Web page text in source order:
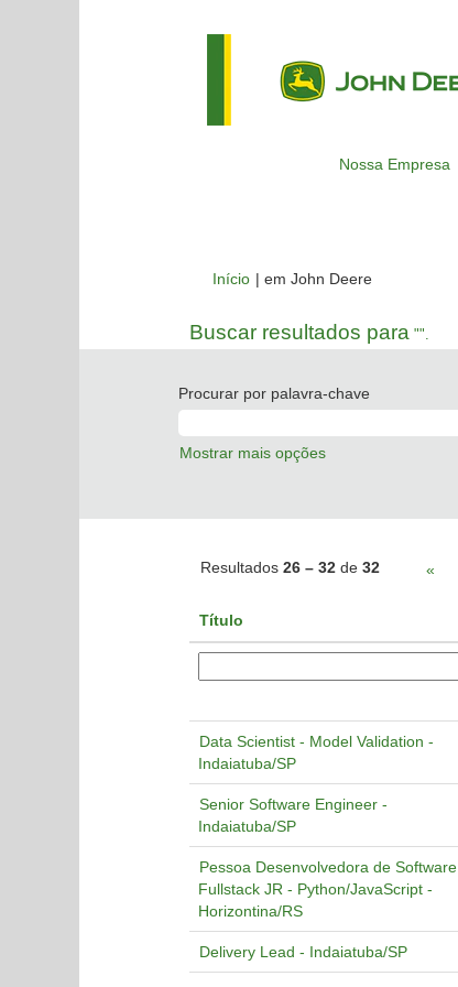
Nossa Empresa
Início | em John Deere(página
Buscar resultados para "".
Procurar por palavra-chave
Mostrar mais opções
Resultados 26 – 32 de 32 «
Título
Data Scientist - Model Validation -
Indaiatuba/SP
Senior Software Engineer -
Indaiatuba/SP
Pessoa Desenvolvedora de Software
Fullstack JR - Python/JavaScript -
Horizontina/RS
Delivery Lead - Indaiatuba/SP